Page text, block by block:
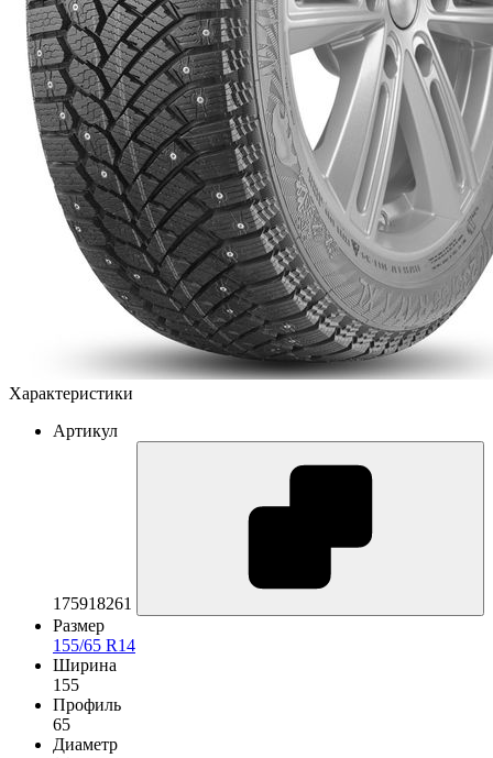
Характеристики
Артикул
175918261
Размер
155/65 R14
Ширина
155
Профиль
65
Диаметр